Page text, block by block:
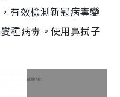
有效檢測新冠病毒變
種病毒。使用鼻拭子